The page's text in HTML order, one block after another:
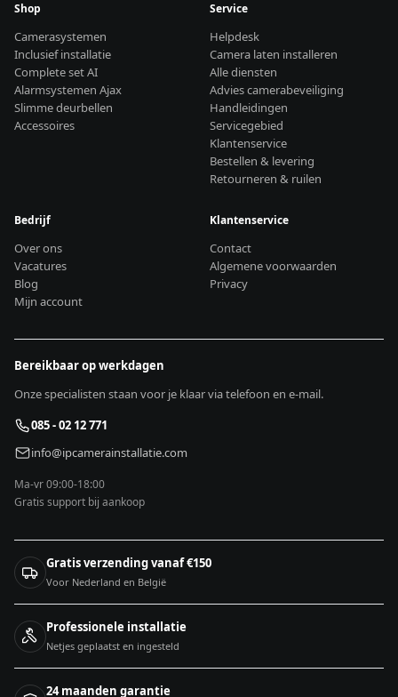
Shop
Camerasystemen
Inclusief installatie
Complete set AI
Alarmsystemen Ajax
Slimme deurbellen
Accessoires
Service
Helpdesk
Camera laten installeren
Alle diensten
Advies camerabeveiliging
Handleidingen
Servicegebied
Klantenservice
Bestellen & levering
Retourneren & ruilen
Bedrijf
Over ons
Vacatures
Blog
Mijn account
Klantenservice
Contact
Algemene voorwaarden
Privacy
Bereikbaar op werkdagen
Onze specialisten staan voor je klaar via telefoon en e-mail.
085 - 02 12 771
info@ipcamerainstallatie.com
Ma-vr 09:00-18:00
Gratis support bij aankoop
Gratis verzending vanaf €150
Voor Nederland en België
Professionele installatie
Netjes geplaatst en ingesteld
24 maanden garantie